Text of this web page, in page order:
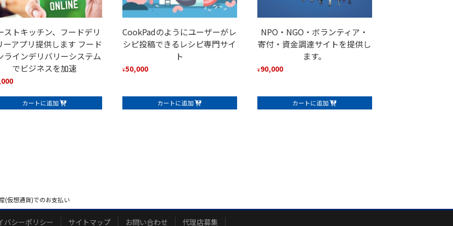
ストキッチン、フードデリ
ーアプリ提供します フード
ラインデリバリーシステム
でビジネスを加速
カートに追加
CookPadのようにユーザーがレ
シピ投稿できるレシピ専門サイ
ト
¥50,000
カートに追加
NPO・NGO・ボランティア・
寄付・資金調達サイトを提供し
ます。
¥90,000
カートに追加
(仮想通貨)でのお支払い
バシーポリシー サイトマップ お問い合わせ 代理店募集